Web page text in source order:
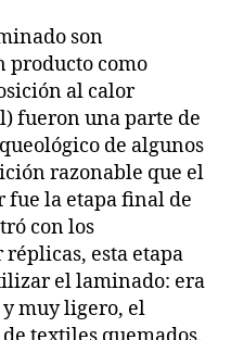
son
producto como
al calor
fueron una parte de
de algunos
razonable que el
la etapa final de
con los
esta etapa
el laminado: era
muy ligero, el